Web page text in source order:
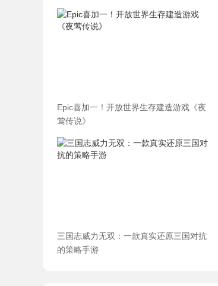
Epic喜加一！开放世界生存建造游戏《夜
莺传说》
三国志威力无双：一款真实还原三国对抗
的策略手游